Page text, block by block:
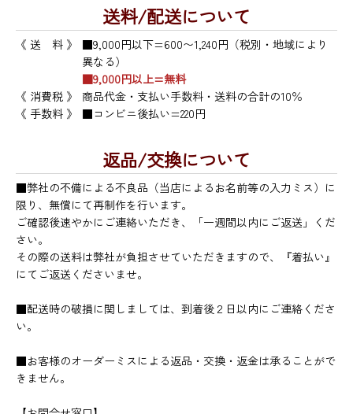
送料/配送について
《 送 料 》
■9,000円以下=600〜1,240円（税別・地域により
異なる）
■9,000円以上=無料
《 消費税 》
商品代金・支払い手数料・送料の合計の10％
《 手数料 》
■コンビニ後払い=220円
返品/交換について
■弊社の不備による不良品（当店によるお名前等の入力ミス）に
限り、無償にて再制作を行います。
ご確認後速やかにご連絡いただき、「一週間以内にご返送」くだ
さい。
その際の送料は弊社が負担させていただきますので、『着払い』
にてご返送くださいませ。
■配送時の破損に関しましては、到着後２日以内にご連絡くださ
い。
■お客様のオーダーミスによる返品・交換・返金は承ることがで
きません。